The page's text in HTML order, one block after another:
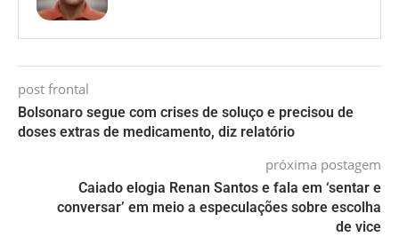
post frontal
Bolsonaro segue com crises de soluço e precisou de
doses extras de medicamento, diz relatório
próxima postagem
Caiado elogia Renan Santos e fala em ‘sentar e
conversar’ em meio a especulações sobre escolha
de vice